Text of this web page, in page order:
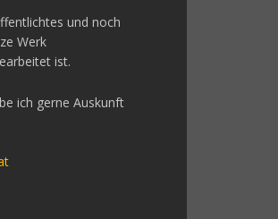
und noch
Werk
ist.
ich gerne Auskunft